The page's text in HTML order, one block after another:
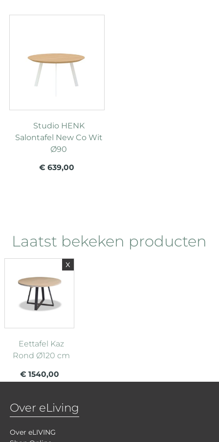
Studio HENK
Salontafel New Co Wit
Ø90
€ 639,00
Laatst bekeken producten
Eettafel Kaz
Rond Ø120 cm
€ 1540,00
x
Over eLiving
Over eLIVING